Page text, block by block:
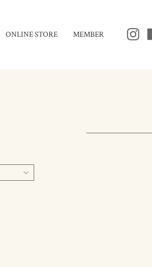
ONLINE STORE MEMBER